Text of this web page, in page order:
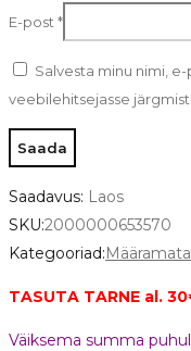
E-post *
Salvesta minu nimi,
veebilehitsejasse
Saadavus: Laos
SKU:2000000653570
Kategooriad:Määramata
TASUTA TARNE al.
Väiksema summa